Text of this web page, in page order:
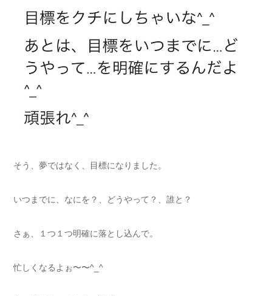
そう、夢ではなく、目標になりました。
いつまでに、なにを？、どうやって？、誰と？
さぁ、１つ１つ明確に落とし込んで。
忙しくなるよぉ〜〜^_^